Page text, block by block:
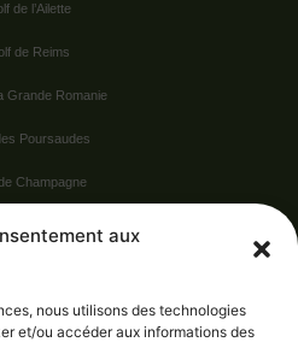
aux
nous utilisons des technologies
et/ou accéder aux informations des
de l’Ailette
de Reims
Grande Romanie
Poursaudes
Champagne